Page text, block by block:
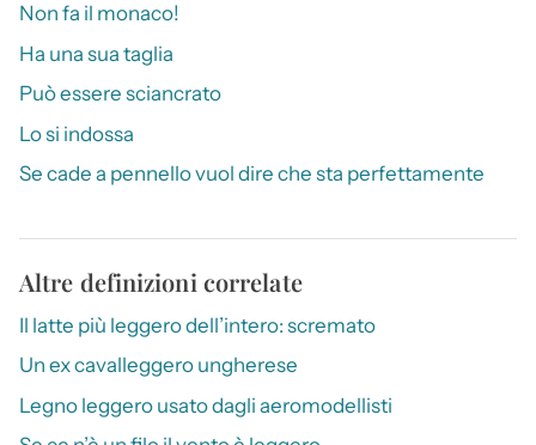
Non fa il monaco!
Ha una sua taglia
Può essere sciancrato
Lo si indossa
Se cade a pennello vuol dire che sta perfettamente
Altre definizioni correlate
Il latte più leggero dell’intero: scremato
Un ex cavalleggero ungherese
Legno leggero usato dagli aeromodellisti